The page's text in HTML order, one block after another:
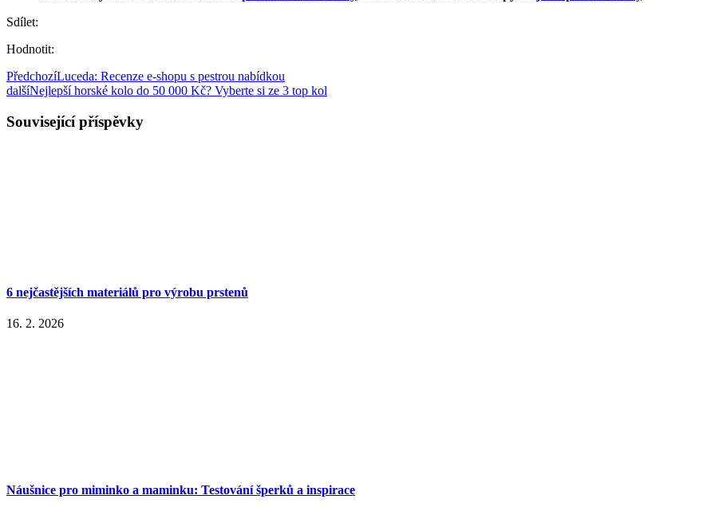
Sdílet:
Hodnotit:
PředchozíLuceda: Recenze e-shopu s pestrou nabídkou
dalšíNejlepší horské kolo do 50 000 Kč? Vyberte si ze 3 top kol
Související příspěvky
6 nejčastějších materiálů pro výrobu prstenů
16. 2. 2026
Náušnice pro miminko a maminku: Testování šperků a inspirace